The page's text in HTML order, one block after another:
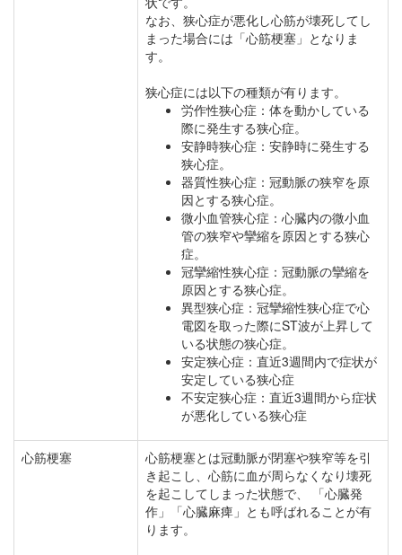
なお、狭心症が悪化し心筋が壊死してし
まった場合には「心筋梗塞」となりま
す。
狭心症には以下の種類が有ります。
労作性狭心症：体を動かしている
際に発生する狭心症。
安静時狭心症：安静時に発生する
狭心症。
器質性狭心症：冠動脈の狭窄を原
因とする狭心症。
微小血管狭心症：心臓内の微小血
管の狭窄や攣縮を原因とする狭心
症。
冠攣縮性狭心症：冠動脈の攣縮を
原因とする狭心症。
異型狭心症：冠攣縮性狭心症で心
電図を取った際にST波が上昇して
いる状態の狭心症。
安定狭心症：直近3週間内で症状が
安定している狭心症
不安定狭心症：直近3週間から症状
が悪化している狭心症
心筋梗塞
心筋梗塞とは冠動脈が閉塞や狭窄等を引
き起こし、心筋に血が周らなくなり壊死
を起こしてしまった状態で、 「心臓発
作」「心臓麻痺」とも呼ばれることが有
ります。